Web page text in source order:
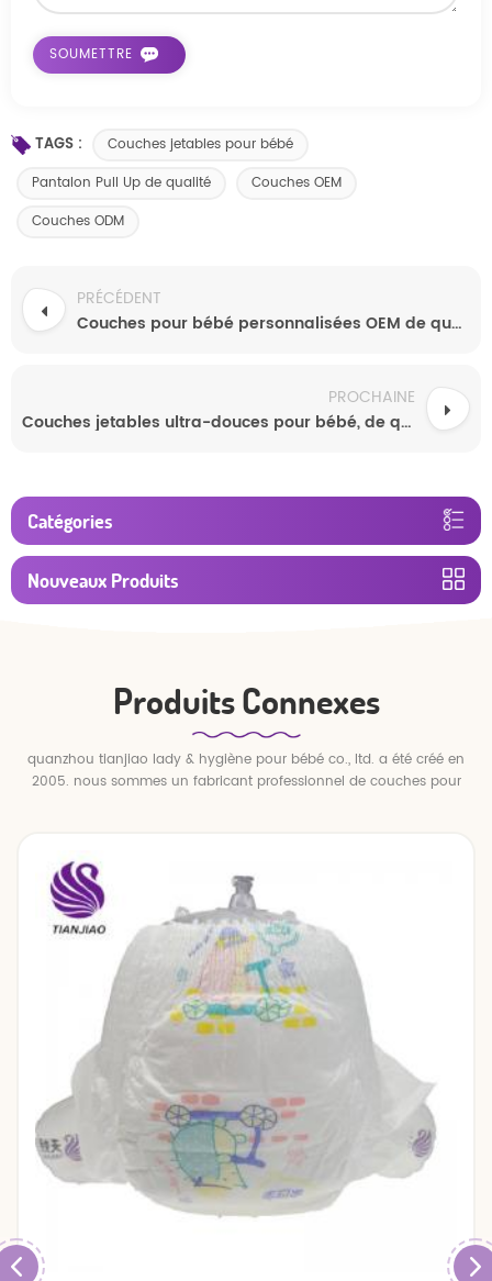
TAGS :
Couches jetables pour bébé
Pantalon Pull Up de qualité
Couches OEM
Couches ODM
PRÉCÉDENT
Couches pour bébé personnalisées OEM de qualité supérieure, directement d'usine en Chine, personnalisables
PROCHAINE
Couches jetables ultra-douces pour bébé, de qualité supérieure, respirantes et de nouvelle génération
Catégories
Nouveaux Produits
Produits Connexes
quanzhou tianjiao lady & hygiène pour bébé co., ltd. a été créé en
2005. nous sommes un fabricant professionnel de couches pour